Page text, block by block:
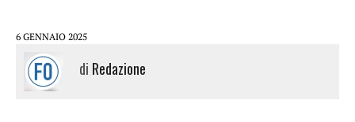
6 GENNAIO 2025
di Redazione